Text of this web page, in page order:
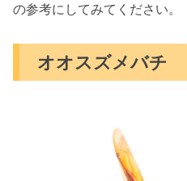
の参考にしてみてください。
オオスズメバチ